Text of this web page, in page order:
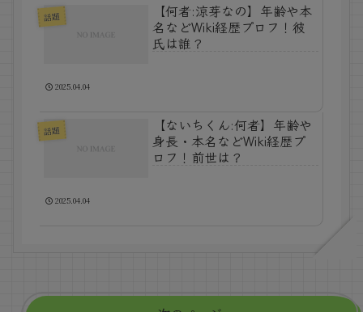
話題
【何者:涼芽なの】年齢や本
名などWiki経歴プロフ！彼
氏は誰？
2025.04.04
話題
【ないちくん:何者】年齢や
身長・本名などWiki経歴プ
ロフ！前世は？
2025.04.04